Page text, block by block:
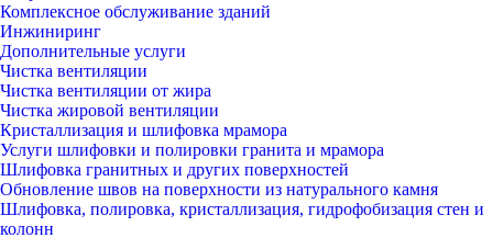
Комплексное обслуживание зданий
Инжиниринг
Дополнительные услуги
Чистка вентиляции
Чистка вентиляции от жира
Чистка жировой вентиляции
Кристаллизация и шлифовка мрамора
Услуги шлифовки и полировки гранита и мрамора
Шлифовка гранитных и других поверхностей
Обновление швов на поверхности из натурального камня
Шлифовка, полировка, кристаллизация, гидрофобизация стен и
колонн